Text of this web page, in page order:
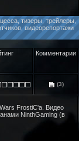
тизеры, трейлеры,
видеорепортажи
Комментарии
(3)
FrostiC'а. Видео
NinthGaming (в